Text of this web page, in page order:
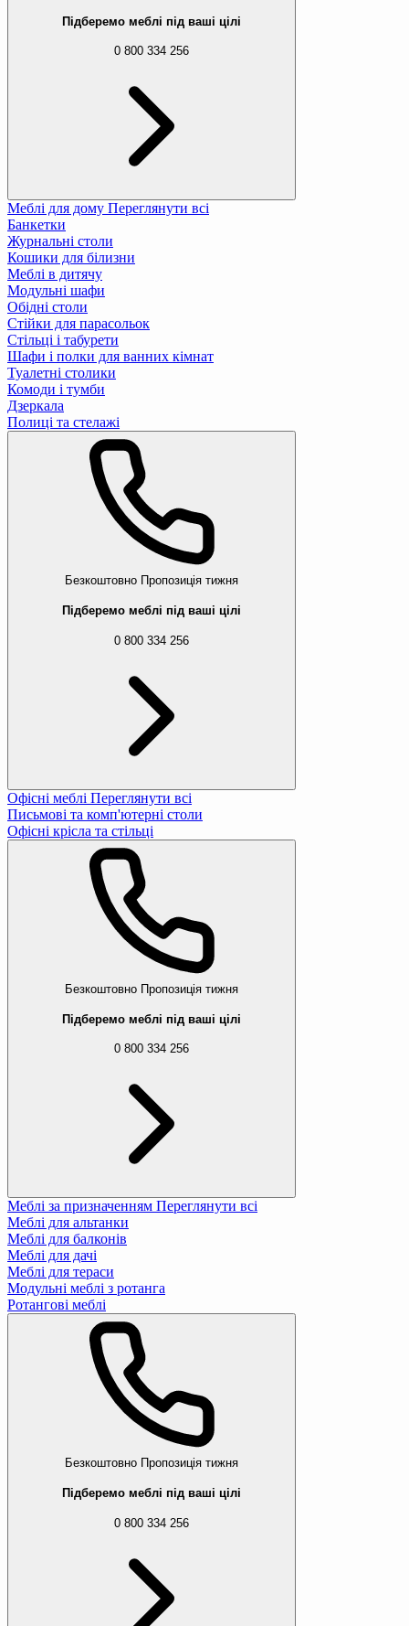
Підберемо меблі під ваші цілі
0 800 334 256
Меблі для дому Переглянути всі
Банкетки
Журнальні столи
Кошики для білизни
Меблі в дитячу
Модульні шафи
Обідні столи
Стійки для парасольок
Стільці і табурети
Шафи і полки для ванних кімнат
Туалетні столики
Комоди і тумби
Дзеркала
Полиці та стелажі
Безкоштовно Пропозиція тижня
Підберемо меблі під ваші цілі
0 800 334 256
Офісні меблі Переглянути всі
Письмові та комп'ютерні столи
Офісні крісла та стільці
Безкоштовно Пропозиція тижня
Підберемо меблі під ваші цілі
0 800 334 256
Меблі за призначенням Переглянути всі
Меблі для альтанки
Меблі для балконів
Меблі для дачі
Меблі для тераси
Модульні меблі з ротанга
Ротангові меблі
Безкоштовно Пропозиція тижня
Підберемо меблі під ваші цілі
0 800 334 256